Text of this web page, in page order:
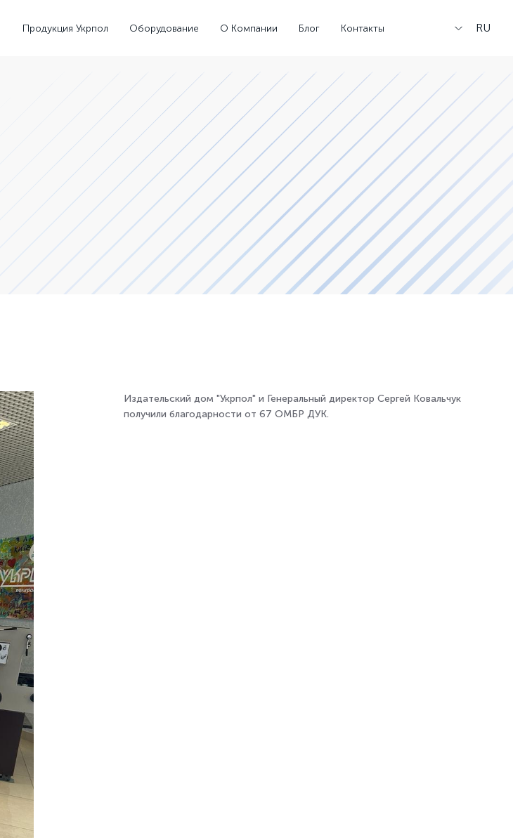
Продукция Укрпол Оборудование О Компании Блог Контакты RU
Издательский дом "Укрпол" и Генеральный директор Сергей Ковальчук
получили благодарности от 67 ОМБР ДУК.